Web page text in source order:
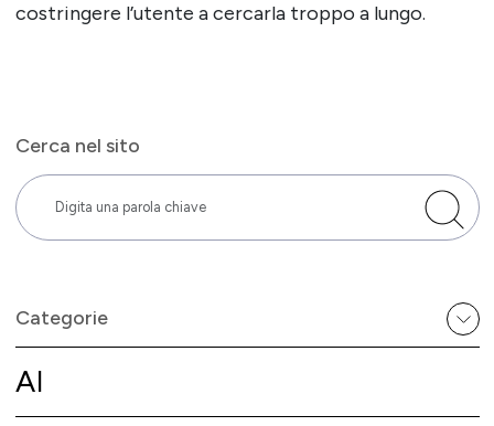
Cerca nel sito
Categorie
AI
costringere l’utente a cercarla troppo a lungo.